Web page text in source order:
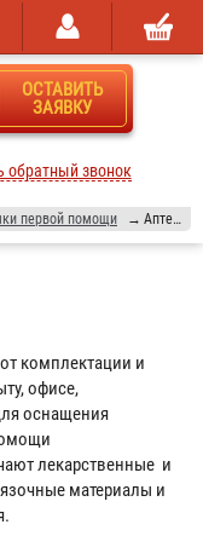
ОСТАВИТЬ
ЗАЯВКУ
обратный звонок
первой помощи → Аптечки "ФЭСТ"
комплектации и
офисе,
оснащения
лекарственные и
материалы и